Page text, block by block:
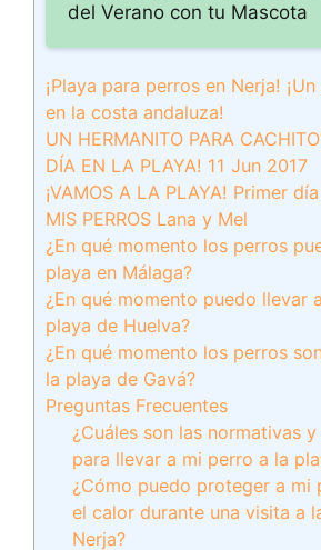
del Verano con tu Mascota
¡Playa para perros en Nerja!
en la costa andaluza!
UN HERMANITO PARA
DÍA EN LA PLAYA! 11 Jun 2017
¡VAMOS A LA PLAYA! Primer
MIS PERROS Lana y Mel
¿En qué momento los perros
playa en Málaga?
¿En qué momento puedo llevar
playa de Huelva?
¿En qué momento los perros
la playa de Gavá?
Preguntas Frecuentes
¿Cuáles son las normativas
para llevar a mi perro a la
¿Cómo puedo proteger a mi
el calor durante una visita a
Nerja?